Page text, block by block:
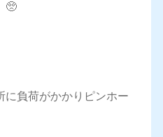
🥺
に負荷がかかりピンホー